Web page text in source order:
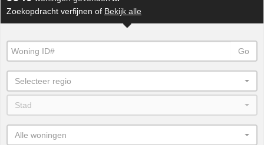
Zoekopdracht verfijnen of Bekijk alle
Go
Selecteer regio
Stad
Alle woningen